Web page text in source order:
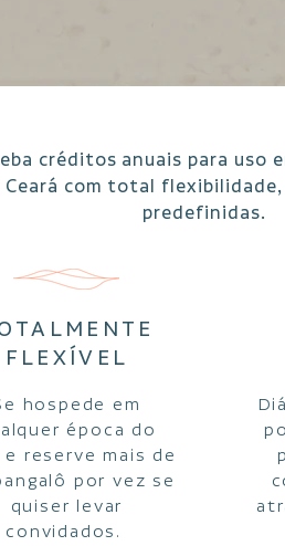
créditos anuais para uso
com total
predefinidas.
FLEXÍVEL
hospede em
época do
reserve mais de
por vez se
quiser levar
convidados.